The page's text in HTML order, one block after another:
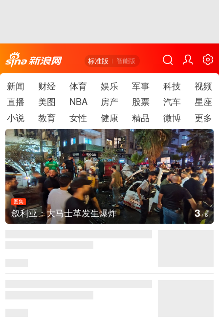
标准版 智能版
新闻 财经 体育 娱乐 军事 科技
视频
直播
美图 NBA 房产 股票 汽车
星座
小说
教育 女性 健康 精品 微博 更多
图集
云南弥勒：欢庆火把节 4/6